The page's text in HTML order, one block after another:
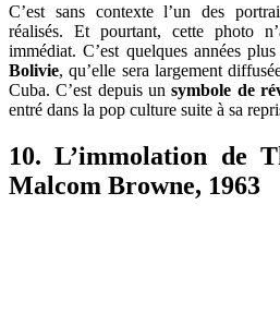
C’est sans contexte l’un des
réalisés. Et pourtant, cette photo
immédiat. C’est quelques années
Bolivie, qu’elle sera largement
Cuba. C’est depuis unsymbole de
entré dans la pop culture suite à sa
10. L’immolation de
Malcom Browne, 1963